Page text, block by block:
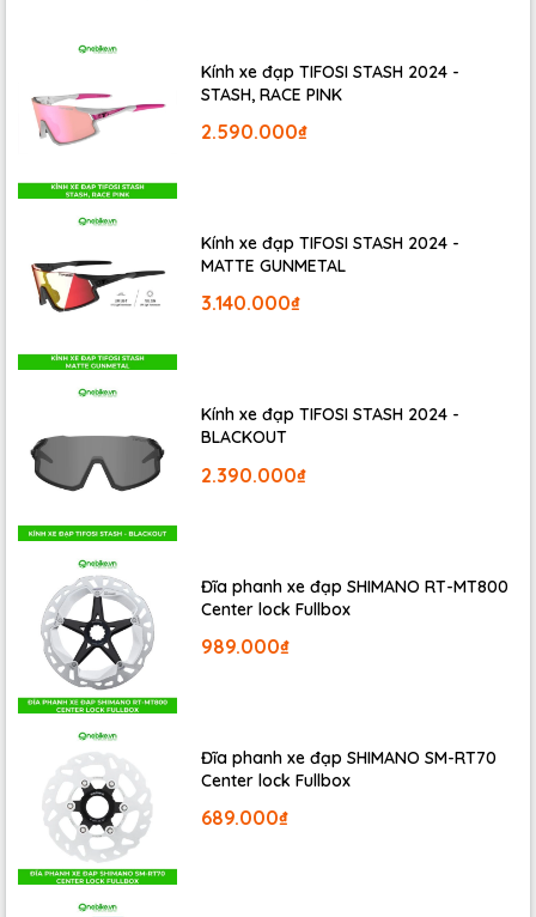
Kính xe đạp TIFOSI STASH 2024 -
STASH, RACE PINK
2.590.000₫
Kính xe đạp TIFOSI STASH 2024 -
MATTE GUNMETAL
3.140.000₫
Kính xe đạp TIFOSI STASH 2024 -
BLACKOUT
2.390.000₫
Đĩa phanh xe đạp SHIMANO RT-MT800
Center lock Fullbox
989.000₫
Đĩa phanh xe đạp SHIMANO SM-RT70
Center lock Fullbox
689.000₫